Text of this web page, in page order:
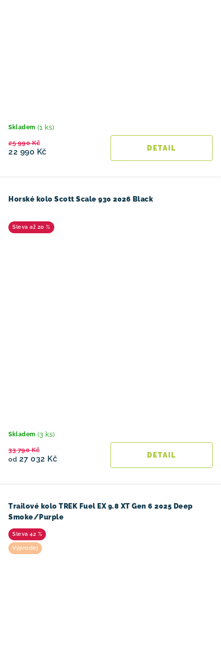
Skladem (1 ks)
22 990 Kč
25 990 Kč
Horské kolo Scott Scale 930 2026 Black
až 20 %
Skladem (3 ks)
od 27 032 Kč
33 790 Kč
Trailové kolo TREK Fuel EX 9.8 XT Gen 6 2025 Deep
Smoke/Purple
42 %
Výprodej